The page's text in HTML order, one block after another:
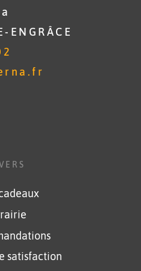
ENGRÂCE
satisfaction